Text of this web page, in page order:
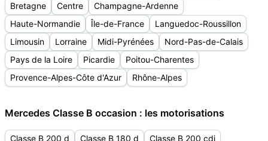
Bretagne
Centre
Champagne-Ardenne
Haute-Normandie
Île-de-France
Languedoc-Roussillon
Limousin
Lorraine Midi-Pyrénées
Nord-Pas-de-Calais
Pays de la Loire
Picardie
Poitou-Charentes
Provence-Alpes-Côte d'Azur
Rhône-Alpes
Mercedes Classe B occasion : les motorisations
Classe B 200 d Classe B 180 d
Classe B 200 cdi